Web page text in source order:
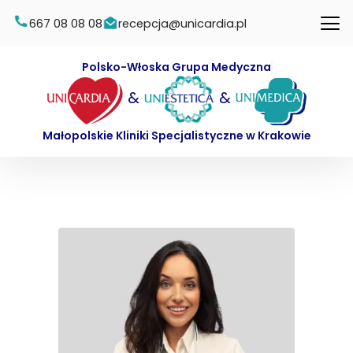
667 08 08 08 recepcja@unicardia.pl
Polsko-Włoska Grupa Medyczna
& &
Małopolskie Kliniki Specjalistyczne w Krakowie